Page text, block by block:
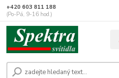
+420 603 811 188
(Po-Pá, 9-16 hod.)